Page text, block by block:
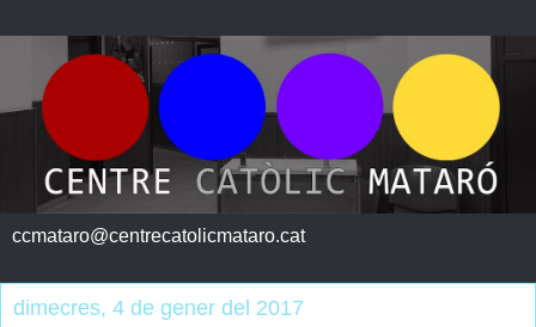
ccmataro@centrecatolicmataro.cat
dimecres, 4 de gener del 2017